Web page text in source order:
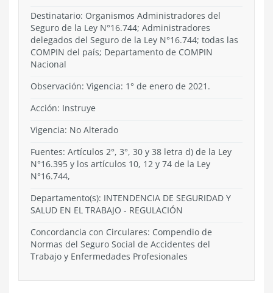
Destinatario: Organismos Administradores del
Seguro de la Ley N°16.744; Administradores
delegados del Seguro de la Ley N°16.744; todas las
COMPIN del país; Departamento de COMPIN
Nacional
Observación: Vigencia: 1° de enero de 2021.
Acción: Instruye
Vigencia: No Alterado
Fuentes: Artículos 2°, 3°, 30 y 38 letra d) de la Ley
N°16.395 y los artículos 10, 12 y 74 de la Ley
N°16.744,
Departamento(s): INTENDENCIA DE SEGURIDAD Y
SALUD EN EL TRABAJO - REGULACIÓN
Concordancia con Circulares: Compendio de
Normas del Seguro Social de Accidentes del
Trabajo y Enfermedades Profesionales